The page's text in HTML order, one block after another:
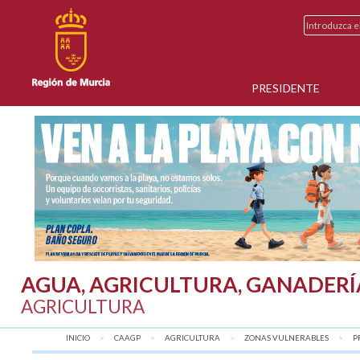
PRESIDENTE
AGUA, AGRICULTURA,
AGRICULTURA
INICIO CAAGP AGRICULTURA ZONAS VULNERABLES